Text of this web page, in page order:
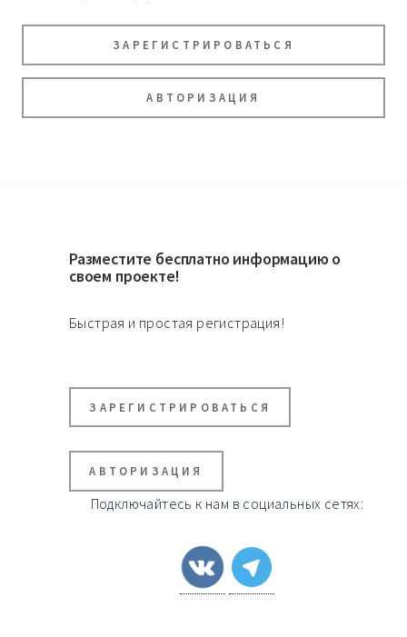
ЗАРЕГИСТРИРОВАТЬСЯ
АВТОРИЗАЦИЯ
Разместите бесплатно информацию о
своем проекте!
Быстрая и простая регистрация!
ЗАРЕГИСТРИРОВАТЬСЯ
АВТОРИЗАЦИЯ
Подключайтесь к нам в социальных сетях: